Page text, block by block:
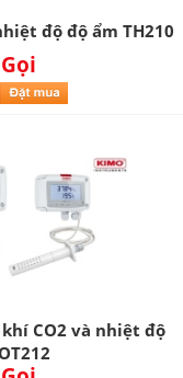
độ độ ẩm TH210
Gọi
CO2 và nhiệt độ